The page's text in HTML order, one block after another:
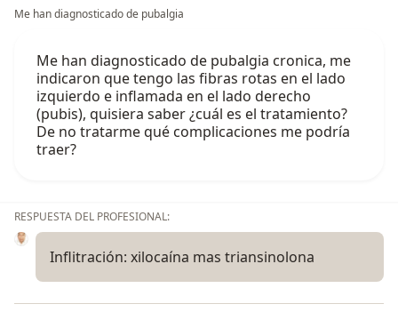
Me han diagnosticado de pubalgia
Me han diagnosticado de pubalgia cronica, me
indicaron que tengo las fibras rotas en el lado
izquierdo e inflamada en el lado derecho
(pubis), quisiera saber ¿cuál es el tratamiento?
De no tratarme qué complicaciones me podría
traer?
RESPUESTA DEL PROFESIONAL:
Inflitración: xilocaína mas triansinolona